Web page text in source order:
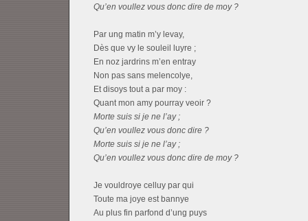
Qu’en voullez vous donc dire de moy ?
Par ung matin m’y levay,
Dès que vy le souleil luyre ;
En noz jardrins m’en entray
Non pas sans melencolye,
Et disoys tout a par moy :
Quant mon amy pourray veoir ?
Morte suis si je ne l’ay ;
Qu’en voullez vous donc dire ?
Morte suis si je ne l’ay ;
Qu’en voullez vous donc dire de moy ?
Je vouldroye celluy par qui
Toute ma joye est bannye
Au plus fin parfond d’ung puys